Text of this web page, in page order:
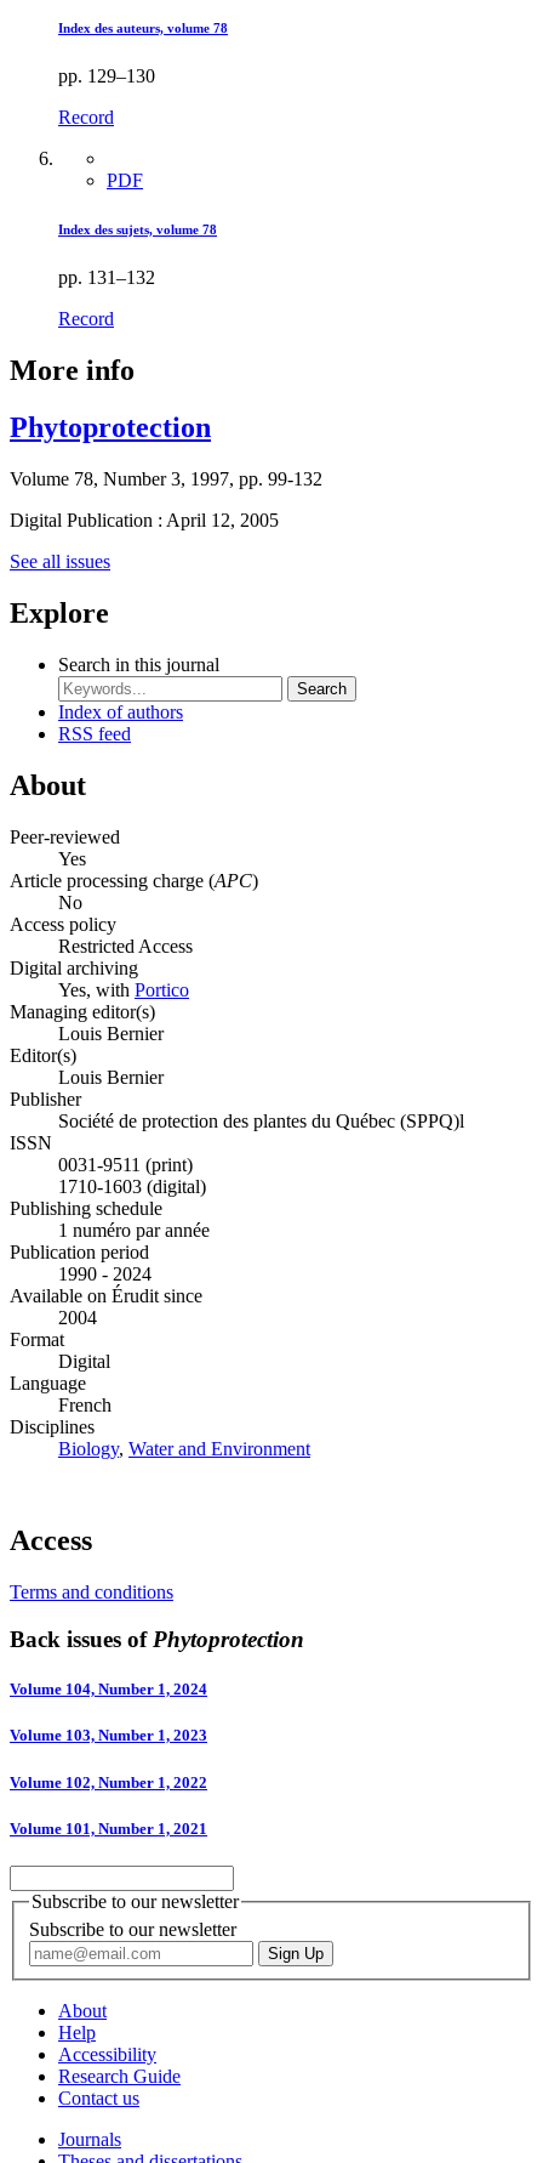
Index des auteurs, volume 78
pp. 129–130
Record
PDF
Index des sujets, volume 78
pp. 131–132
Record
More info
Phytoprotection
Volume 78, Number 3, 1997, pp. 99-132
Digital Publication : April 12, 2005
See all issues
Explore
Search in this journal
Search
Index of authors
RSS feed
About
Peer-reviewed
Yes
Article processing charge (APC)
No
Access policy
Restricted Access
Digital archiving
Yes, with Portico
Managing editor(s)
Louis Bernier
Editor(s)
Louis Bernier
Publisher
Société de protection des plantes du Québec (SPPQ)l
ISSN
0031-9511 (print)
1710-1603 (digital)
Publishing schedule
1 numéro par année
Publication period
1990 - 2024
Available on Érudit since
2004
Format
Digital
Language
French
Disciplines
Biology, Water and Environment
Access
Terms and conditions
Back issues of Phytoprotection
Volume 104, Number 1, 2024
Volume 103, Number 1, 2023
Volume 102, Number 1, 2022
Volume 101, Number 1, 2021
Subscribe to our newsletter
Subscribe to our newsletter
About
Help
Accessibility
Research Guide
Contact us
Journals